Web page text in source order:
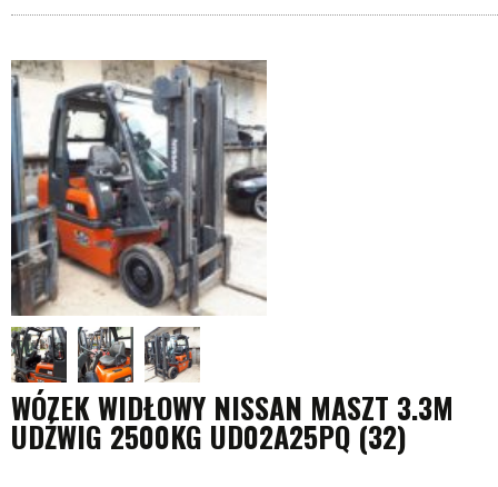
WÓZEK WIDŁOWY NISSAN MASZT 3.3M
UDŹWIG 2500KG UD02A25PQ (32)